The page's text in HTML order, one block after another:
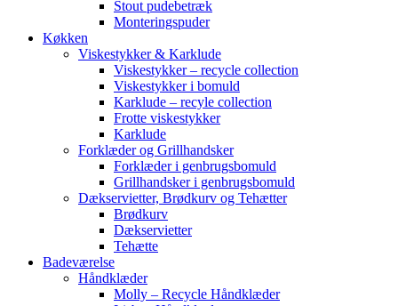
Stout pudebetræk
Monteringspuder
Køkken
Viskestykker & Karklude
Viskestykker – recycle collection
Viskestykker i bomuld
Karklude – recyle collection
Frotte viskestykker
Karklude
Forklæder og Grillhandsker
Forklæder i genbrugsbomuld
Grillhandsker i genbrugsbomuld
Dækservietter, Brødkurv og Tehætter
Brødkurv
Dækservietter
Tehætte
Badeværelse
Håndklæder
Molly – Recycle Håndklæder